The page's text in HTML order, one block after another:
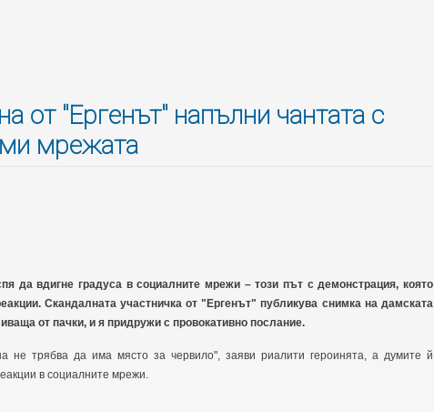
от "Ергенът" напълни чантата с
мрежата
да вдигне градуса в социалните мрежи – този път с демонстрация, която
Скандалната участничка от "Ергенът" публикува снимка на дамската
от пачки, и я придружи с провокативно послание.
не трябва да има място за червило", заяви риалити героинята, а думите й
в социалните мрежи.